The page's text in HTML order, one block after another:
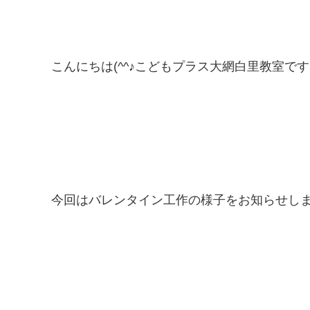
こんにちは(^^♪こどもプラス大網白里教室です
今回はバレンタイン工作の様子をお知らせしま